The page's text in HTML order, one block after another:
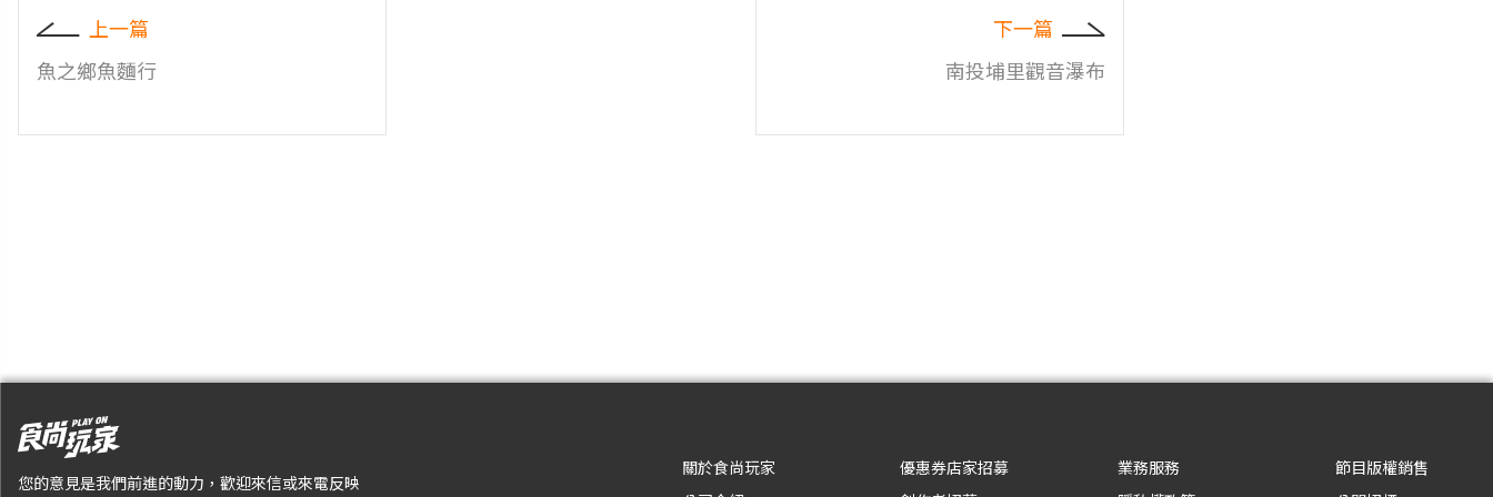
上一篇
魚之鄉魚麵行
下一篇
南投埔里觀音瀑布
您的意見是我們前進的動力，歡迎來信或來電反映
關於食尚玩家
優惠券店家招募
業務服務
節目版權銷售